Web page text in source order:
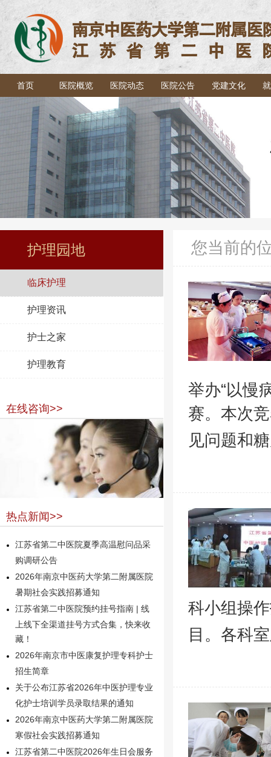
首页 医院概览 医院动态 医院公告 党建文化
护理园地
临床护理
护理资讯
护士之家
护理教育
在线咨询>>
热点新闻>>
江苏省第二中医院夏季高温慰问品采
购调研公告
2026年南京中医药大学第二附属医院
暑期社会实践招募通知
江苏省第二中医院预约挂号指南 | 线
上线下全渠道挂号方式合集，快来收
藏！
2026年南京市中医康复护理专科护士
招生简章
关于公布江苏省2026年中医护理专业
化护士培训学员录取结果的通知
2026年南京中医药大学第二附属医院
寒假社会实践招募通知
江苏省第二中医院2026年生日会服务
您当前的
举办“以慢
赛。本次
见问题和
科小组操
目。各科